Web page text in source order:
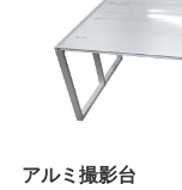
アルミ撮影台